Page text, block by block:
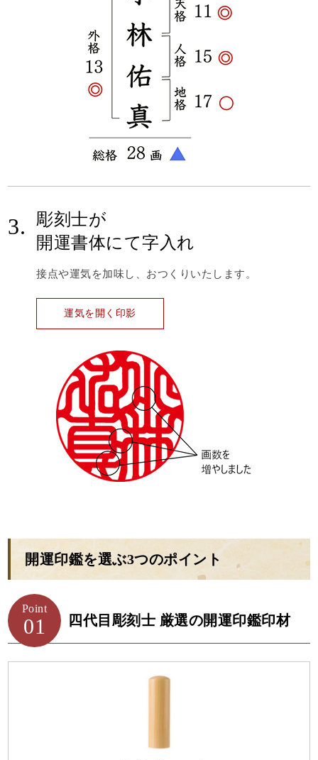
3.
彫刻士が
開運書体にて字入れ
接点や運気を加味し、おつくりいたします。
運気を開く印影
開運印鑑を選ぶ3つのポイント
Point
01 四代目彫刻士 厳選の開運印鑑印材